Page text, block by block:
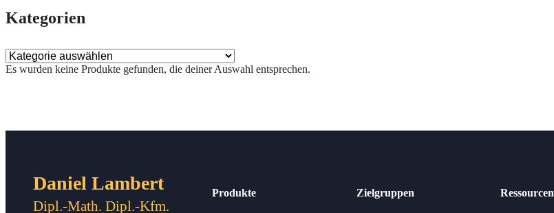
Kate­go­rien
Es wur­den kei­ne Pro­duk­te gefun­den, die dei­ner Aus­wahl entsprechen.
Daniel Lambert
Dipl.-Math. Dipl.-Kfm.
Produkte Zielgruppen Ressourcen